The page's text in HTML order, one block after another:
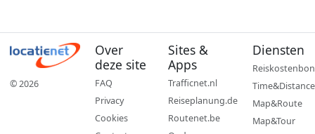
© 2026
Over
deze site
FAQ
Privacy
Cookies
Sites &
Apps
Trafficnet.nl
Reiseplanung.de
Routenet.be
Diensten
Reiskostenbon
Time&Distance
Map&Route
Map&Tour